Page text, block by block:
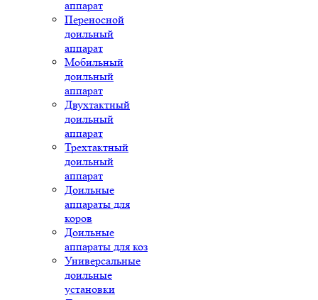
аппарат
Переносной
доильный
аппарат
Мобильный
доильный
аппарат
Двухтактный
доильный
аппарат
Трехтактный
доильный
аппарат
Доильные
аппараты для
коров
Доильные
аппараты для коз
Универсальные
доильные
установки